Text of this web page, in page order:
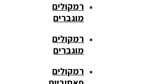
רמקולים
מוגברים
רמקולים
מוגברים
רמקולים